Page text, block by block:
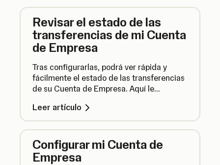
Revisar el estado de las
transferencias de mi Cuenta
de Empresa
Tras configurarlas, podrá ver rápida y
fácilmente el estado de las transferencias
de su Cuenta de Empresa. Aquí le
Leer artículo
Configurar mi Cuenta de
Empresa